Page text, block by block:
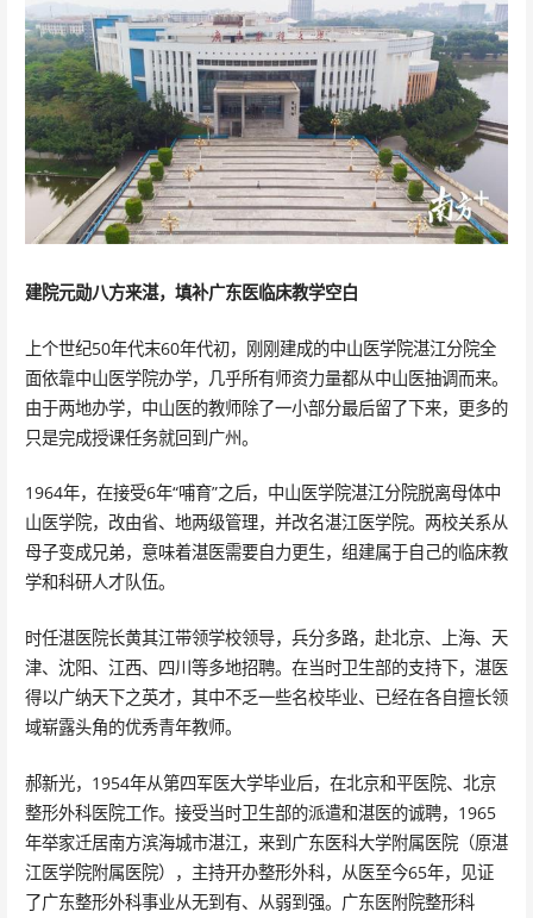
建院元勋八方来湛，填补广东医临床教学空白
上个世纪50年代末60年代初，刚刚建成的中山医学院湛江分院全
面依靠中山医学院办学，几乎所有师资力量都从中山医抽调而来。
由于两地办学，中山医的教师除了一小部分最后留了下来，更多的
只是完成授课任务就回到广州。
1964年，在接受6年“哺育”之后，中山医学院湛江分院脱离母体中
山医学院，改由省、地两级管理，并改名湛江医学院。两校关系从
母子变成兄弟，意味着湛医需要自力更生，组建属于自己的临床教
学和科研人才队伍。
时任湛医院长黄其江带领学校领导，兵分多路，赴北京、上海、天
津、沈阳、江西、四川等多地招聘。在当时卫生部的支持下，湛医
得以广纳天下之英才，其中不乏一些名校毕业、已经在各自擅长领
域崭露头角的优秀青年教师。
郝新光，1954年从第四军医大学毕业后，在北京和平医院、北京
整形外科医院工作。接受当时卫生部的派遣和湛医的诚聘，1965
年举家迁居南方滨海城市湛江，来到广东医科大学附属医院（原湛
江医学院附属医院），主持开办整形外科，从医至今65年，见证
了广东整形外科事业从无到有、从弱到强。广东医附院整形科